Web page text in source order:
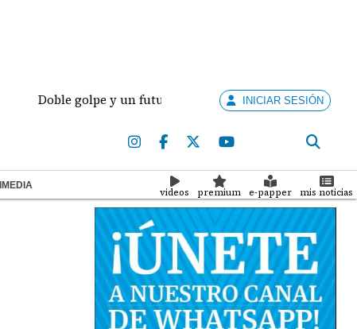
Doble golpe y un futuro por revisar Meduca activa
INICIAR SESIÓN
videos premium e-papper mis noticias